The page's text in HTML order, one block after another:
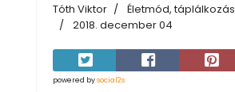
Tóth Viktor
Életmód, táplálkozás
2018. december 04
powered bysocial2s